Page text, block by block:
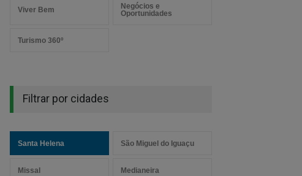
Viver Bem
Negócios e
Oportunidades
Turismo 360º
Filtrar por cidades
Santa Helena São Miguel do Iguaçu
Missal Medianeira